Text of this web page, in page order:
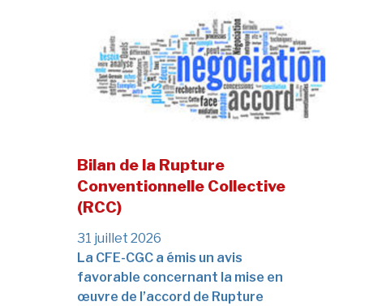
Bilan de la Rupture
Conventionnelle Collective
(RCC)
31 juillet 2026
La CFE-CGC a émis un avis
favorable concernant la mise en
œuvre de l’accord de Rupture